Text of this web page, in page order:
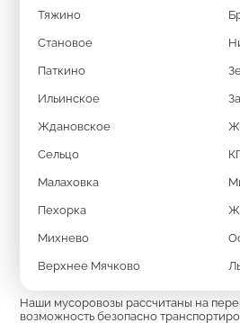
Тяжино
Становое
Паткино
Ильинское
Ждановское
Сельцо
Малаховка
Пехорка
Михнево
Верхнее Мячково
Заказать вывоз мусора
Наши мусоровозы рассчитаны на
возможность безопасно